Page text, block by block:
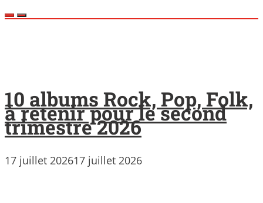
10 albums Rock, Pop, Folk,
à retenir pour le second
trimestre 2026
17 juillet 202617 juillet 2026